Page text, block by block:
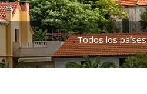
Todos los países